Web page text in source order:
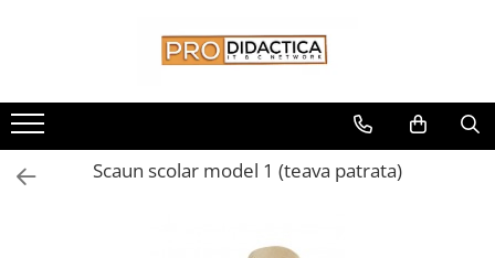
Oferta PNRR/PNRAS
Pachete Echipamente Sali Clasa
Pachete Echipamente Sala Clasa
Scaun scolar model 1 (teava patrata)